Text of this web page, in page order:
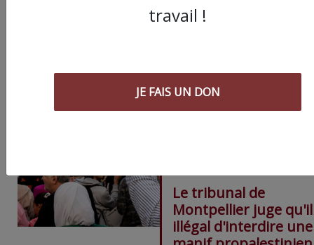
ARTICLE SUIVANT :
Le tribunal de
Montpellier juge
illégal d'interdire une
travail !
JE FAIS UN DON